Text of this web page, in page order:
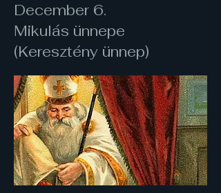
December 6.
Mikulás ünnepe
(Keresztény ünnep)